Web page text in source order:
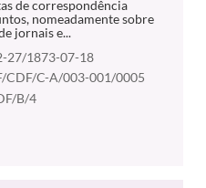
de correspondência
nomeadamente sobre
jornais e...
27/1873-07-18
CDF/C-A/003-001/0005
B/4